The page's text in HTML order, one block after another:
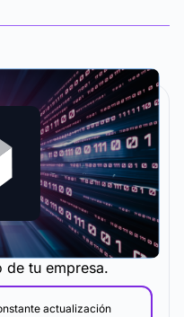
de formación que
de tu empresa.
actualización